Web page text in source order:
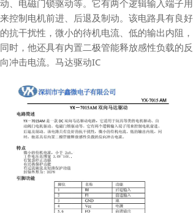
动、电磁门锁驱动等。它有两个逻辑输入端子用
来控制电机前进、后退及制动。该电路具有良好
的抗干扰性，微小的待机电流、低的输出内阻，
同时，他还具有内置二极管能释放感性负载的反
向冲击电流。马达驱动IC